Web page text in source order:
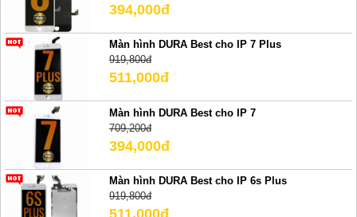
394,000đ
Màn hình DURA Best cho IP 7 Plus
919,800đ
511,000đ
Màn hình DURA Best cho IP 7
709,200đ
394,000đ
Màn hình DURA Best cho IP 6s Plus
919,800đ
511,000đ